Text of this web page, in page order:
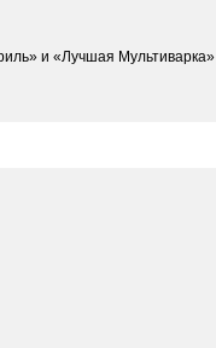
и «Лучшая Мультиварка»